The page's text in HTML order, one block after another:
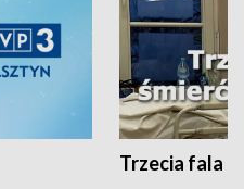
Trzecia fala -